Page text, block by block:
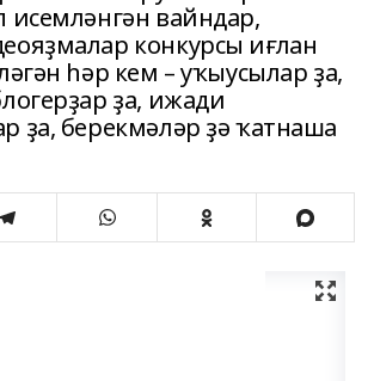
исемләнгән вайндар,
конкурсы иғлан
һәр кем – уҡыусылар ҙа,
ҙа, ижади
ҙа, берекмәләр ҙә ҡатнаша